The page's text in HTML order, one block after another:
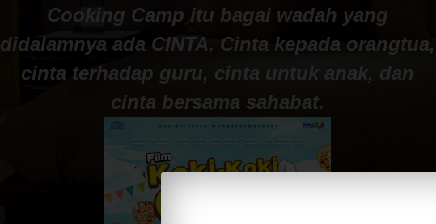
Cooking Camp itu bagai wadah yang
didalamnya ada CINTA. Cinta kepada orangtua,
cinta terhadap guru, cinta untuk anak, dan
cinta bersama sahabat.